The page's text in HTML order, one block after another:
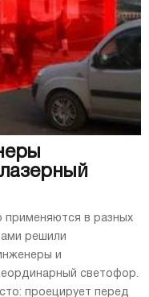
применяются в разных
решили
и
светофор.
проецирует перед